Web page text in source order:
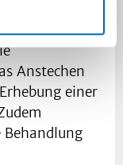
werden in die
Anstechen
einer